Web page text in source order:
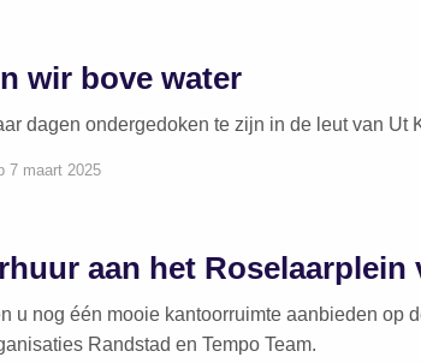
wir bove water
dagen ondergedoken te zijn in de leut van Ut
7 maart 2025
aan het
u nog één mooie kantoorruimte aanbieden op
Randstad en Tempo Team.